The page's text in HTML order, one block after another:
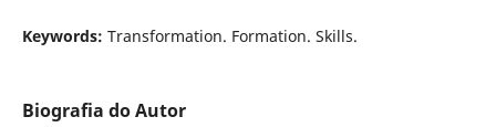
Keywords: Transformation. Formation. Skills.
Biografia do Autor